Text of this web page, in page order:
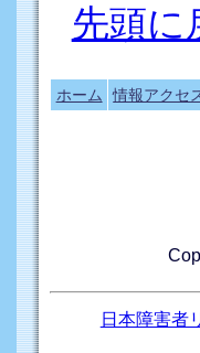
先頭に
ホーム 情報アクセ
日本障害者